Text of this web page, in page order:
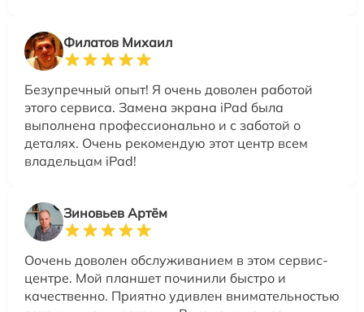
Филатов Михаил
Безупречный опыт! Я очень доволен работой
этого сервиса. Замена экрана iPad была
выполнена профессионально и с заботой о
деталях. Очень рекомендую этот центр всем
владельцам iPad!
Зиновьев Артём
Оочень доволен обслуживанием в этом сервис-
центре. Мой планшет починили быстро и
качественно. Приятно удивлен внимательностью